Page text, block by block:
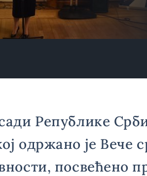
Републике
одржано је Вече
посвећено